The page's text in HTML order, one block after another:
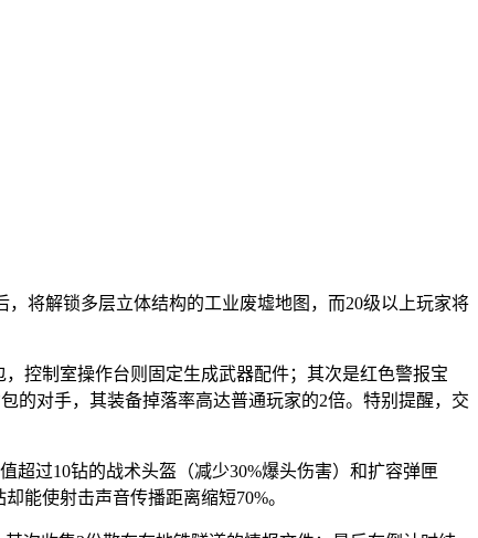
将解锁多层立体结构的工业废墟地图，而20级以上玩家将
控制室操作台则固定生成武器配件；其次是红色警报宝
的对手，其装备掉落率高达普通玩家的2倍。特别提醒，交
超过10钻的战术头盔（减少30%爆头伤害）和扩容弹匣
能使射击声音传播距离缩短70%。